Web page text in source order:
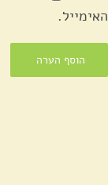
האימייל.